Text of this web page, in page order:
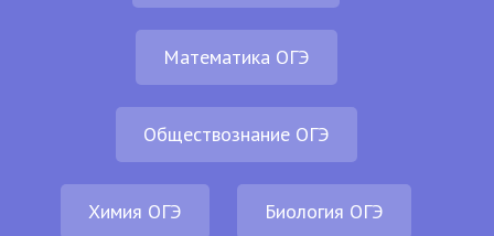
Математика ОГЭ
Обществознание ОГЭ
Химия ОГЭ Биология ОГЭ